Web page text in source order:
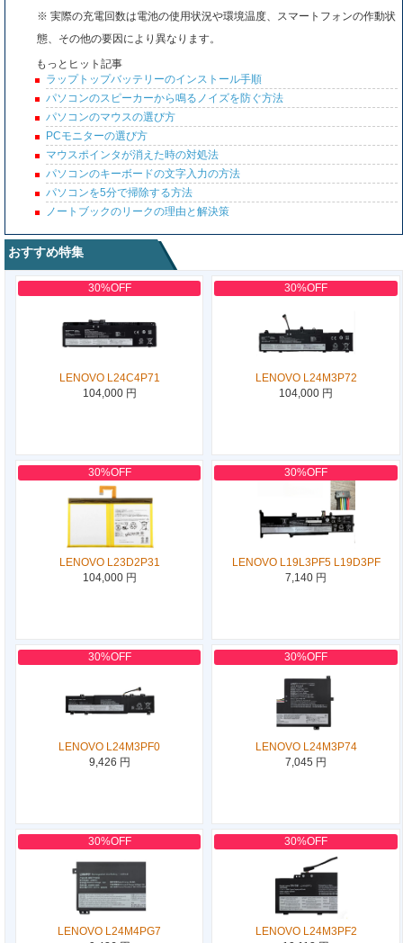
※ 実際の充電回数は電池の使用状況や環境温度、スマートフォンの作動状
態、その他の要因により異なります。
もっとヒット記事
ラップトップバッテリーのインストール手順
パソコンのスピーカーから鳴るノイズを防ぐ方法
パソコンのマウスの選び方
PCモニターの選び方
マウスポインタが消えた時の対処法
パソコンのキーボードの文字入力の方法
パソコンを5分で掃除する方法
ノートブックのリークの理由と解決策
おすすめ特集
30%OFF
LENOVO L24C4P71
104,000 円
30%OFF
LENOVO L24M3P72
104,000 円
30%OFF
LENOVO L23D2P31
104,000 円
30%OFF
LENOVO L19L3PF5 L19D3PF
7,140 円
30%OFF
LENOVO L24M3PF0
9,426 円
30%OFF
LENOVO L24M3P74
7,045 円
30%OFF
LENOVO L24M4PG7
30%OFF
LENOVO L24M3PF2